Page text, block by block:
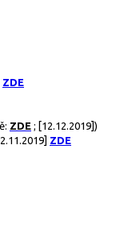
ZDE
ZDE ; [12.12.2019])
ZDE